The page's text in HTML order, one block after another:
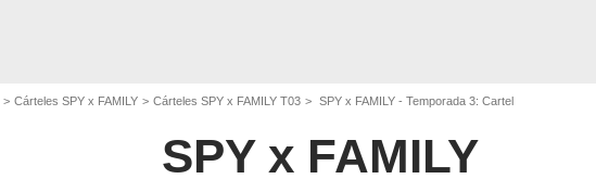
Cárteles SPY x FAMILY Cárteles SPY x FAMILY T03 SPY x FAMILY - Temporada 3: Cartel
SPY x FAMILY